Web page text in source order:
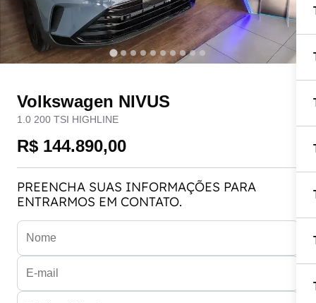
Volkswagen NIVUS
1.0 200 TSI HIGHLINE
R$ 144.890,00
PREENCHA SUAS INFORMAÇÕES PARA
ENTRARMOS EM CONTATO.